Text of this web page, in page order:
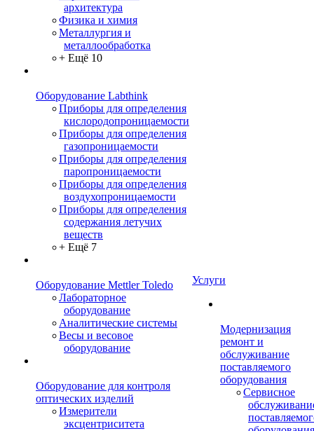
архитектура
Физика и химия
Металлургия и
металлообработка
+ Ещё 10
Оборудование Labthink
Приборы для определения
кислородопроницаемости
Приборы для определения
газопроницаемости
Приборы для определения
паропроницаемости
Приборы для определения
воздухопроницаемости
Приборы для определения
содержания летучих
веществ
+ Ещё 7
Оборудование Mettler Toledo
Лабораторное
оборудование
Аналитические системы
Весы и весовое
оборудование
Оборудование для контроля
оптических изделий
Измерители
эксцентриситета
Услуги
Модернизация
ремонт и
обслуживание
поставляемого
оборудования
Сервисное